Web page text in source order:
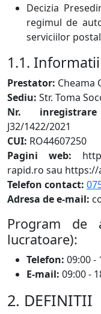
Decizia
regimul de
serviciilor
1.1.
Prestator: Cheama
Sediu: Str. Toma
Nr.
J32/1422/2021
CUI: RO44607250
Pagini web:
rapid.ro sau https://
Telefon contact:
Adresa de e-mail:
Program de
lucratoare):
Telefon: 09:00 -
E-mail: 09:00 -
2. DEFINITII